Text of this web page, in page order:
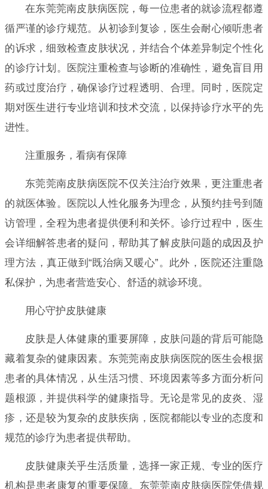
在东莞莞南皮肤病医院，每一位患者的就诊流程都遵
循严谨的诊疗规范。从初诊到复诊，医生会耐心倾听患者
的诉求，细致检查皮肤状况，并结合个体差异制定个性化
的诊疗计划。医院注重检查与诊断的准确性，避免盲目用
药或过度治疗，确保诊疗过程透明、合理。同时，医院定
期对医生进行专业培训和技术交流，以保持诊疗水平的先
进性。
注重服务，看病有保障
东莞莞南皮肤病医院不仅关注治疗效果，更注重患者
的就医体验。医院以人性化服务为理念，从预约挂号到随
访管理，全程为患者提供便利和关怀。诊疗过程中，医生
会详细解答患者的疑问，帮助其了解皮肤问题的成因及护
理方法，真正做到“既治病又暖心”。此外，医院还注重隐
私保护，为患者营造安心、舒适的就诊环境。
用心守护皮肤健康
皮肤是人体健康的重要屏障，皮肤问题的背后可能隐
藏着复杂的健康因素。东莞莞南皮肤病医院的医生会根据
患者的具体情况，从生活习惯、环境因素等多方面分析问
题根源，并提供科学的健康指导。无论是常见的皮炎、湿
疹，还是较为复杂的皮肤疾病，医院都能以专业的态度和
规范的诊疗为患者提供帮助。
皮肤健康关乎生活质量，选择一家正规、专业的医疗
机构是患者康复的重要保障。东莞莞南皮肤病医院凭借规